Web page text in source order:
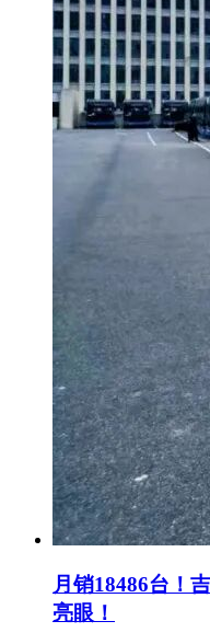
月销18486台！
亮眼！